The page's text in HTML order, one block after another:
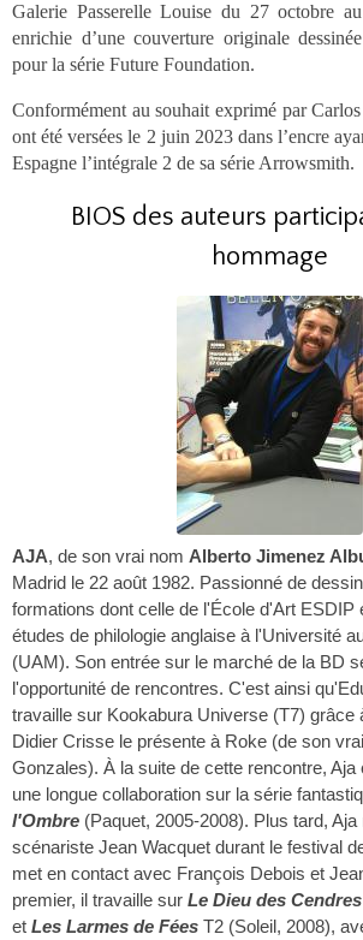
Galerie Passerelle Louise du 27 octobre
enrichie d’une couverture originale
pour la série Future Foundation.
Conformément au souhait exprimé par Carlos
ont été versées le 2 juin 2023 dans l’encre
Espagne l’intégrale 2 de sa série Arrowsmith.
BIOS des auteurs
hommage
AJA, de son vrai nom Alberto Jimenez
Madrid le 22 août 1982. Passionné de
formations dont celle de l'École d'Art ESDIP
études de philologie anglaise à l'Université
(UAM). Son entrée sur le marché de la BD
l'opportunité de rencontres. C'est ainsi
travaille sur Kookabura Universe (T7) grâce
Didier Crisse le présente à Roke (de son
Gonzales). À la suite de cette rencontre, Aja
une longue collaboration sur la série
l'Ombre (Paquet, 2005-2008). Plus tard, Aja
scénariste Jean Wacquet durant le festival
met en contact avec François Debois et
premier, il travaille sur Le Dieu des Cendres
et Les Larmes de Fées T2 (Soleil, 2008),